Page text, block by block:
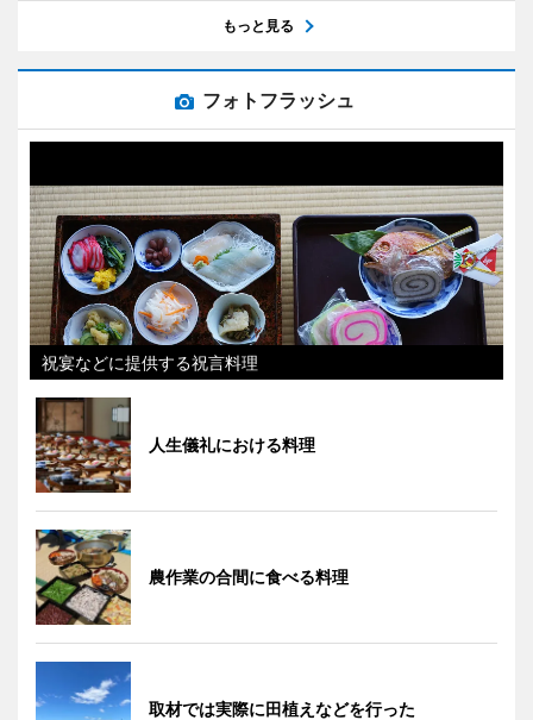
もっと見る
フォトフラッシュ
祝宴などに提供する祝言料理
人生儀礼における料理
農作業の合間に食べる料理
取材では実際に田植えなどを行った